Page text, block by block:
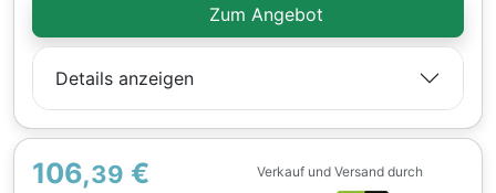
Zum Angebot
Details anzeigen
106,39 € Verkauf und Versand durch